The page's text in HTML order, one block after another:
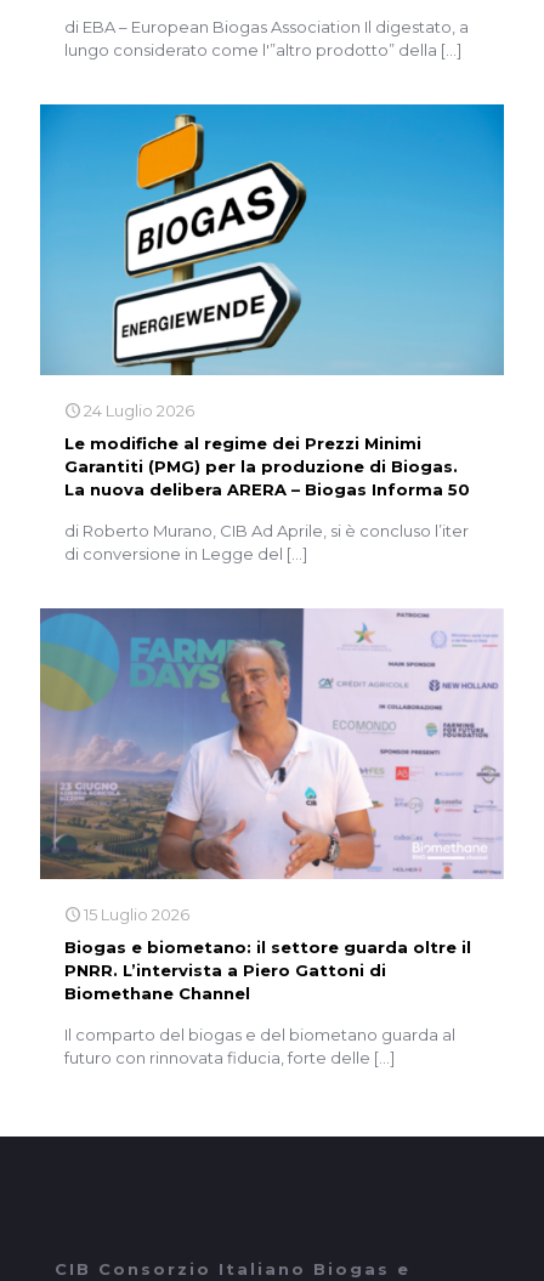
di EBA – European Biogas Association Il digestato, a
lungo considerato come l'”altro prodotto” della […]
24 Luglio 2026
Le modifiche al regime dei Prezzi Minimi
Garantiti (PMG) per la produzione di Biogas.
La nuova delibera ARERA – Biogas Informa 50
di Roberto Murano, CIB Ad Aprile, si è concluso l’iter
di conversione in Legge del […]
15 Luglio 2026
Biogas e biometano: il settore guarda oltre il
PNRR. L’intervista a Piero Gattoni di
Biomethane Channel
Il comparto del biogas e del biometano guarda al
futuro con rinnovata fiducia, forte delle […]
CIB Consorzio Italiano Biogas e